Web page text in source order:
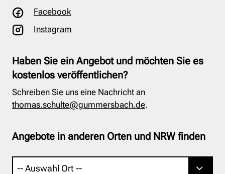
Facebook
Instagram
Haben Sie ein Angebot und möchten Sie es
kostenlos veröffentlichen?
Schreiben Sie uns eine Nachricht an
thomas.schulte@gummersbach.de.
Angebote in anderen Orten und NRW finden